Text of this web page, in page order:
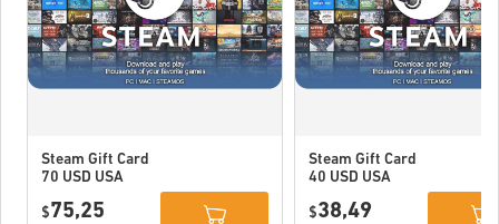
Steam Gift Card
70 USD USA
$75,25
Steam Gift Card
40 USD USA
$38,49